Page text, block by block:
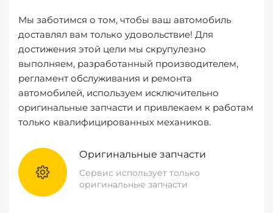
Мы заботимся о том, чтобы ваш автомобиль
доставлял вам только удовольствие! Для
достижения этой цели мы скрупулезно
выполняем, разработанный производителем,
регламент обслуживания и ремонта
автомобилей, используем исключительно
оригинальные запчасти и привлекаем к работам
только квалифицированных механиков.
Оригинальные запчасти
Сервис использует только
оригинальные запчасти